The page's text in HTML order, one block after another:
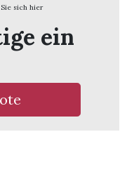
Sie sich hier
ein